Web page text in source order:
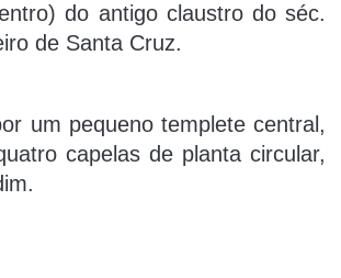
do antigo claustro do séc.
de Santa Cruz.
um pequeno templete central,
capelas de planta circular,